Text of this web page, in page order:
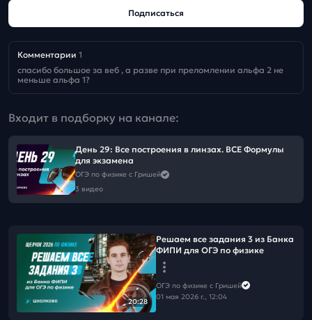
Подписаться
Комментарии 1
спасибо большое за веб , а разве при преломлении альфа 2 не
меньше альфа 1?
Входит в подборку на канале:
День 29: Все построения в линзах. ВСЕ Формулы
для экзамена
ОГЭ по физике с Гришей
3 видео
20:28
Решаем все задания 3 из Банка
ФИПИ для ОГЭ по физике
ОГЭ по физике с Гришей
01 мая 2026 г., 12:04